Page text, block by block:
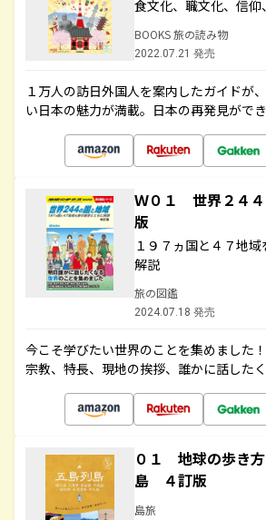
食文化、職文化、信
BOOKS 旅の読み物
2022.07.21 発売
１万人の訪日外国人を案内したガイドが
い日本の魅力が満載。日本の再発見がで
Ｗ０１ 世界２４
版
１９７ヵ国と４７地
解説
旅の図鑑
2024.07.18 発売
今こそ学びたい世界のことを集めました
宗教、特長、現地の挨拶、誰かに話した
０１ 地球の歩き
島 ４訂版
島旅